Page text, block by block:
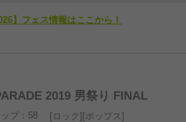
】フェス情報はここから！
2019 男祭り FINAL
プ：58 ロック ポップス